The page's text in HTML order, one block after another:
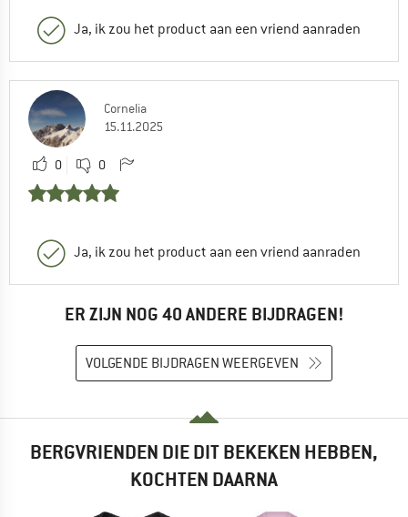
Ja, ik zou het product aan een vriend aanraden
Cornelia
15.11.2025
0 0
Ja, ik zou het product aan een vriend aanraden
ER ZIJN NOG 40 ANDERE BIJDRAGEN!
VOLGENDE BIJDRAGEN WEERGEVEN
BERGVRIENDEN DIE DIT BEKEKEN HEBBEN,
KOCHTEN DAARNA